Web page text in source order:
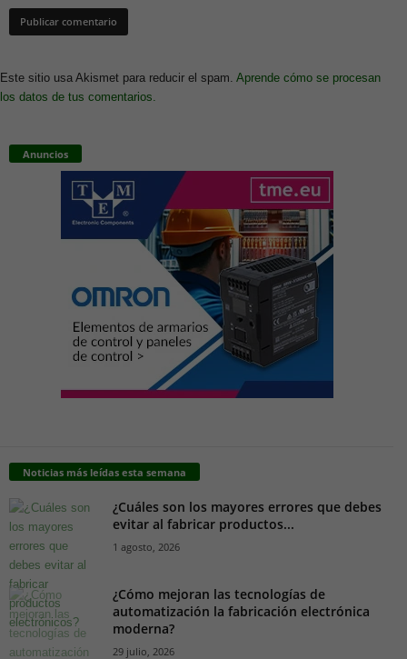
Este sitio usa Akismet para reducir el spam. Aprende cómo se procesan
los datos de tus comentarios.
Anuncios
Noticias más leídas esta semana
¿Cuáles son los mayores errores que debes
evitar al fabricar productos...
1 agosto, 2026
¿Cómo mejoran las tecnologías de
automatización la fabricación electrónica
moderna?
29 julio, 2026